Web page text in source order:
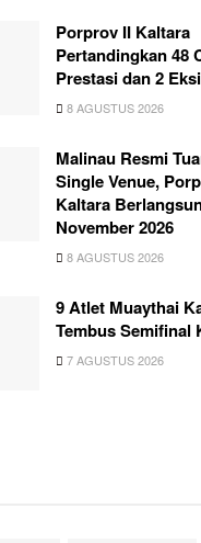
Porprov II Kaltara
Pertandingkan 48
Prestasi dan 2
8 AGUSTUS 2026
Malinau Resmi
Single Venue,
Kaltara
November 2026
8 AGUSTUS 2026
9 Atlet Muaythai
Tembus Semifinal
7 AGUSTUS 2026